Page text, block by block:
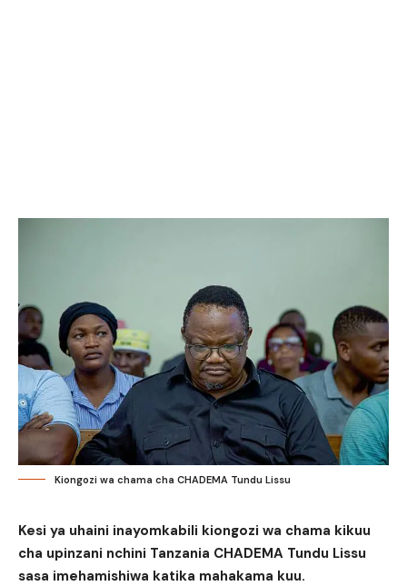
Kiongozi wa chama cha CHADEMA Tundu Lissu
Kesi ya uhaini inayomkabili kiongozi wa chama kikuu
cha upinzani nchini Tanzania CHADEMA Tundu Lissu
sasa imehamishiwa katika mahakama kuu.